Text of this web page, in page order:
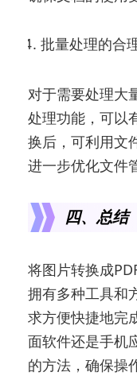
批量处理的合
对于需要处理大
处理功能，可以
换后，可利用文
进一步优化文件
四、总结
将图片转换成
拥有多种工具和
求方便快捷地完
面软件还是手机
的方法，确保操